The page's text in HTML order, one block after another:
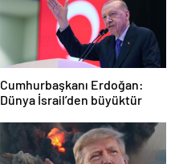
Cumhurbaşkanı Erdoğan:
Dünya İsrail’den büyüktür